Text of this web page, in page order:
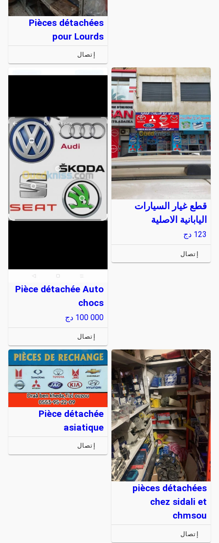
Pièces détachées
pour Lourds
إتصال
قطع غيار السيارات
اليابانية الاصلية
123 دج
إتصال
Pièce détachée Auto
chocs
100 000 دج
إتصال
pièces détachées
chez sidali et
chmsou
إتصال
Pièce détachée
asiatique
إتصال